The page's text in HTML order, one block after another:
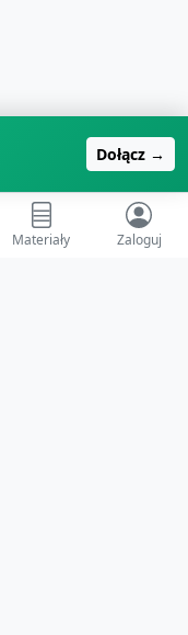
Dołącz →
Materiały Zaloguj